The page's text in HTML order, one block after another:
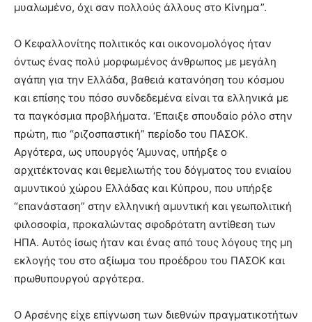
μυαλωμένο, όχι σαν πολλούς άλλους στο Κίνημα”.
Ο Κεφαλλονίτης πολιτικός και οικονομολόγος ήταν
όντως ένας πολύ μορφωμένος άνθρωπος με μεγάλη
αγάπη για την Ελλάδα, βαθειά κατανόηση του κόσμου
και επίσης του πόσο συνδεδεμένα είναι τα ελληνικά με
τα παγκόσμια προβλήματα. ‘Επαιξε σπουδαίο ρόλο στην
πρώτη, πιο “ριζοσπαστική” περίοδο του ΠΑΣΟΚ.
Αργότερα, ως υπουργός ‘Αμυνας, υπήρξε ο
αρχιτέκτονας και θεμελιωτής του δόγματος του ενιαίου
αμυντικού χώρου Ελλάδας και Κύπρου, που υπήρξε
“επανάσταση” στην ελληνική αμυντική και γεωπολιτική
φιλοσοφία, προκαλώντας σφοδρότατη αντίθεση των
ΗΠΑ. Αυτός ίσως ήταν και ένας από τους λόγους της μη
εκλογής του στο αξίωμα του προέδρου του ΠΑΣΟΚ και
πρωθυπουργού αργότερα.
Ο Αρσένης είχε επίγνωση των διεθνών πραγματικοτήτων